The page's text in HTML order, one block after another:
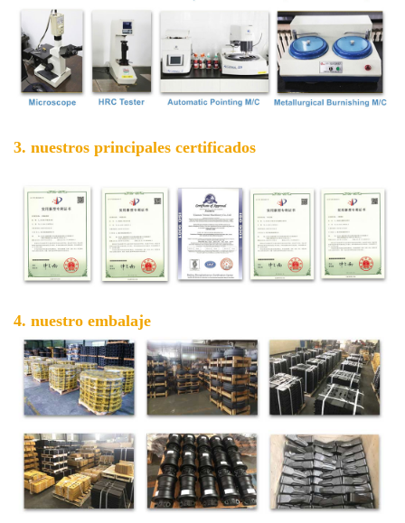
3. nuestros principales certificados
4. nuestro embalaje